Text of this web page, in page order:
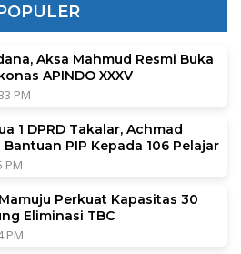
Aksa Mahmud Resmi Buka
APINDO XXXV
PM
1 DPRD Takalar, Achmad
Bantuan PIP Kepada 106 Pelajar
PM
Perkuat Kapasitas 30
Eliminasi TBC
PM